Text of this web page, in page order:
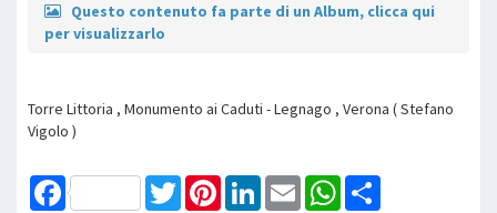
Questo contenuto fa parte di un Album, clicca qui
per visualizzarlo
Torre Littoria , Monumento ai Caduti - Legnago , Verona ( Stefano
Vigolo )
Facebook TwitterPinterestLinkedInEmail WhatsApp